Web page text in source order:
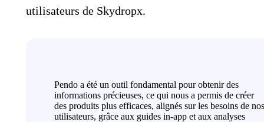
utilisateurs de Skydropx.
Pendo a été un outil fondamental pour obtenir des
informations précieuses, ce qui nous a permis de créer
des produits plus efficaces, alignés sur les besoins de nos
utilisateurs, grâce aux guides in-app et aux analyses